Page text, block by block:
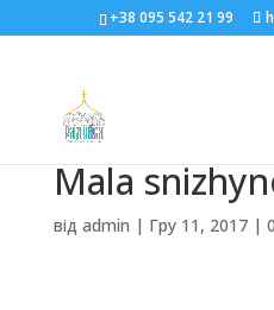
+38 095 542 21 99
Mala
від admin | Гру 11, 2017|